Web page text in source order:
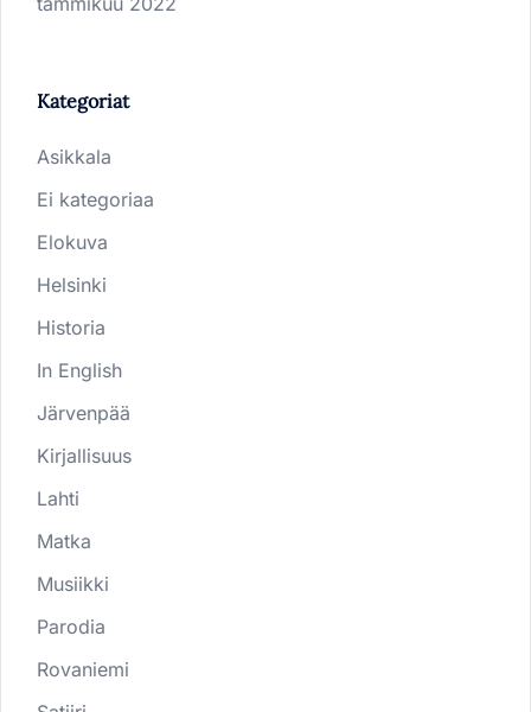
Kategoriat
Asikkala
Ei kategoriaa
Elokuva
Helsinki
Historia
In English
Järvenpää
Kirjallisuus
Lahti
Matka
Musiikki
Parodia
Rovaniemi